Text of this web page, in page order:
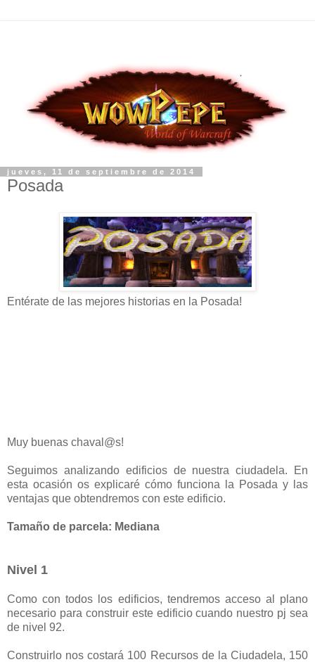
jueves, 11 de septiembre de 2014
Posada
Entérate de las mejores historias en la Posada!
Muy buenas chaval@s!
Seguimos analizando edificios de nuestra ciudadela. En
esta ocasión os explicaré cómo funciona la Posada y las
ventajas que obtendremos con este edificio.
Tamaño de parcela: Mediana
Nivel 1
Como con todos los edificios, tendremos acceso al plano
necesario para construir este edificio cuando nuestro pj sea
de nivel 92.
Construirlo nos costará 100 Recursos de la Ciudadela, 150